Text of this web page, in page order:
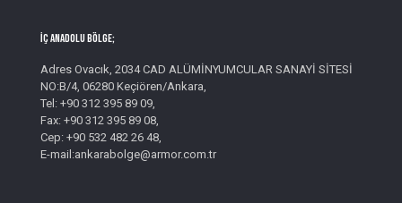
İç Anadolu Bölge;
Adres Ovacık, 2034 CAD ALÜMİNYUMCULAR SANAYİ SİTESİ
NO:B/4, 06280 Keçiören/Ankara,
Tel: +90 312 395 89 09,
Fax: +90 312 395 89 08,
Cep: +90 532 482 26 48,
E-mail:ankarabolge@armor.com.tr